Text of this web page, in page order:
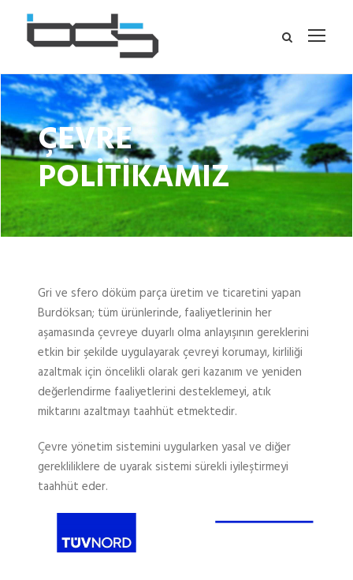
ÇEVRE
POLİTİKAMIZ
Gri ve sfero döküm parça üretim ve ticaretini yapan
Burdöksan; tüm ürünlerinde, faaliyetlerinin her
aşamasında çevreye duyarlı olma anlayışının gereklerini
etkin bir şekilde uygulayarak çevreyi korumayı, kirliliği
azaltmak için öncelikli olarak geri kazanım ve yeniden
değerlendirme faaliyetlerini desteklemeyi, atık
miktarını azaltmayı taahhüt etmektedir.
Çevre yönetim sistemini uygularken yasal ve diğer
gerekliliklere de uyarak sistemi sürekli iyileştirmeyi
taahhüt eder.